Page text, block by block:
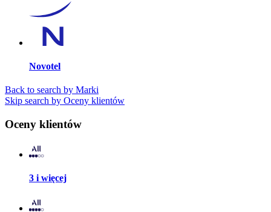
Novotel
Back to search by Marki
Skip search by Oceny klientów
Oceny klientów
3 i więcej